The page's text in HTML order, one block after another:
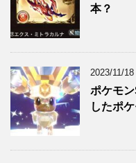
本？
2023/11/18
ポケモ
したポ